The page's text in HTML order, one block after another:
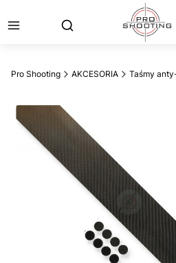
Otwórz wyszukiwarkę
Pro Shooting AKCESORIA Taśmy